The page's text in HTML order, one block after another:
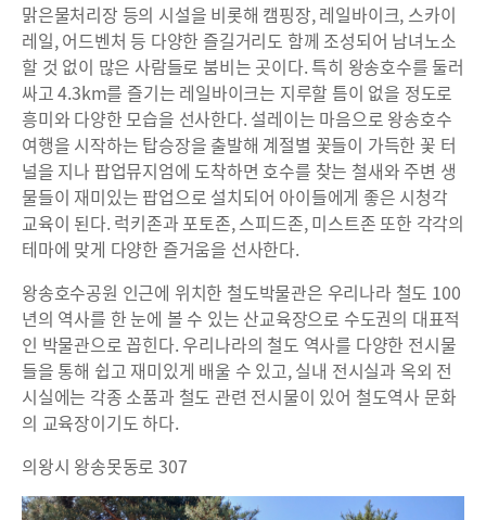
맑은물처리장 등의 시설을 비롯해 캠핑장, 레일바이크, 스카이
레일, 어드벤처 등 다양한 즐길거리도 함께 조성되어 남녀노소
할 것 없이 많은 사람들로 붐비는 곳이다. 특히 왕송호수를 둘러
싸고 4.3km를 즐기는 레일바이크는 지루할 틈이 없을 정도로
흥미와 다양한 모습을 선사한다. 설레이는 마음으로 왕송호수
여행을 시작하는 탑승장을 출발해 계절별 꽃들이 가득한 꽃 터
널을 지나 팝업뮤지엄에 도착하면 호수를 찾는 철새와 주변 생
물들이 재미있는 팝업으로 설치되어 아이들에게 좋은 시청각
교육이 된다. 럭키존과 포토존, 스피드존, 미스트존 또한 각각의
테마에 맞게 다양한 즐거움을 선사한다.
왕송호수공원 인근에 위치한 철도박물관은 우리나라 철도 100
년의 역사를 한 눈에 볼 수 있는 산교육장으로 수도권의 대표적
인 박물관으로 꼽힌다. 우리나라의 철도 역사를 다양한 전시물
들을 통해 쉽고 재미있게 배울 수 있고, 실내 전시실과 옥외 전
시실에는 각종 소품과 철도 관련 전시물이 있어 철도역사 문화
의 교육장이기도 하다.
의왕시 왕송못동로 307